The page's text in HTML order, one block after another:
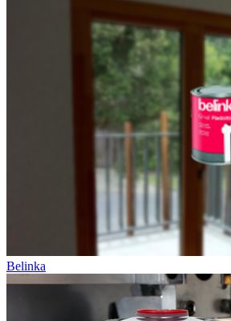
Belinka